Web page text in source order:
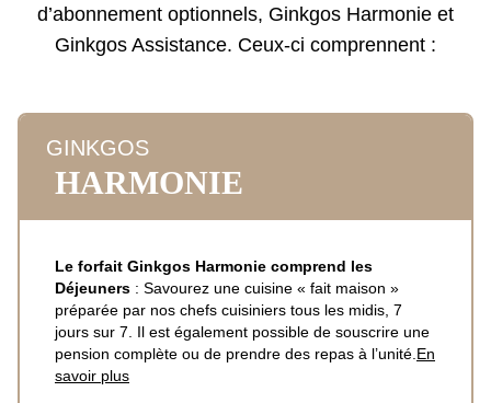
d’abonnement optionnels, Ginkgos Harmonie et
Ginkgos Assistance. Ceux-ci comprennent :
GINKGOS
HARMONIE
Le forfait Ginkgos Harmonie comprend les
Déjeuners : Savourez une cuisine « fait maison »
préparée par nos chefs cuisiniers tous les midis, 7
jours sur 7. Il est également possible de souscrire une
pension complète ou de prendre des repas à l’unité. En
savoir plus